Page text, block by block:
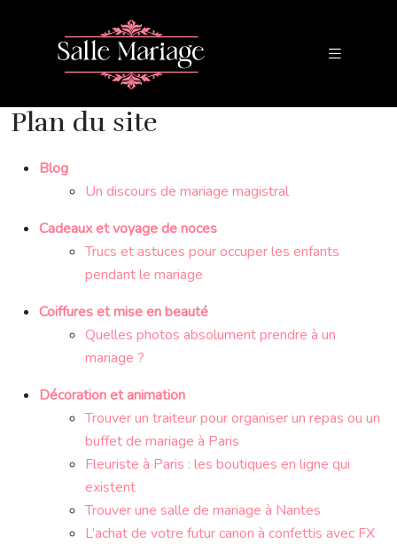
Plan du site
Blog
Un discours de mariage magistral
Cadeaux et voyage de noces
Trucs et astuces pour occuper les enfants
pendant le mariage
Coiffures et mise en beauté
Quelles photos absolument prendre à un
mariage ?
Décoration et animation
Trouver un traiteur pour organiser un repas ou un
buffet de mariage à Paris
Fleuriste à Paris : les boutiques en ligne qui
existent
Trouver une salle de mariage à Nantes
L’achat de votre futur canon à confettis avec FX